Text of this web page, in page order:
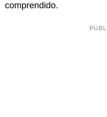
comprendido.